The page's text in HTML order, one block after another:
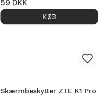
59 DKK
KØB
Skærmbeskytter ZTE K1 Pro